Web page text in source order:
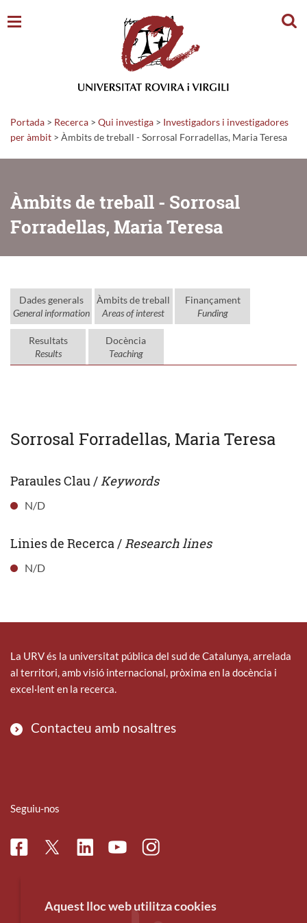
Portada > Recerca > Qui investiga > Investigadors i investigadores
per àmbit > Àmbits de treball - Sorrosal Forradellas, Maria Teresa
Àmbits de treball - Sorrosal
Forradellas, Maria Teresa
Dades generals
General information
Àmbits de treball
Areas of interest
Finançament
Funding
Resultats
Results
Docència
Teaching
Sorrosal Forradellas, Maria Teresa
Paraules Clau / Keywords
N/D
Linies de Recerca / Research lines
N/D
La URV és la universitat pública del sud de Catalunya, arrelada
al territori, amb visió internacional, pròxima en la docència i
excel·lent en la recerca.
Contacteu amb nosaltres
Seguiu-nos
FacebookTwitterLinkedinYoutubeInstagram
Aquest lloc web utilitza cookies